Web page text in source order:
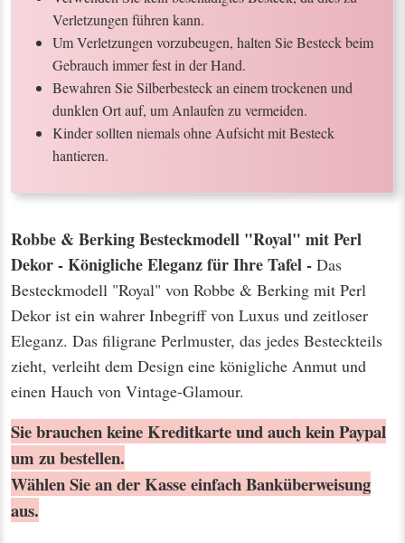
Verletzungen führen kann.
Um Verletzungen vorzubeugen, halten Sie Besteck beim
Gebrauch immer fest in der Hand.
Bewahren Sie Silberbesteck an einem trockenen und
dunklen Ort auf, um Anlaufen zu vermeiden.
Kinder sollten niemals ohne Aufsicht mit Besteck
hantieren.
Robbe & Berking Besteckmodell "Royal" mit Perl
Dekor - Königliche Eleganz für Ihre Tafel - Das
Besteckmodell "Royal" von Robbe & Berking mit Perl
Dekor ist ein wahrer Inbegriff von Luxus und zeitloser
Eleganz. Das filigrane Perlmuster, das jedes Besteckteils
zieht, verleiht dem Design eine königliche Anmut und
einen Hauch von Vintage-Glamour.
Sie brauchen keine Kreditkarte und auch kein Paypal
um zu bestellen.
Wählen Sie an der Kasse einfach Banküberweisung
aus.